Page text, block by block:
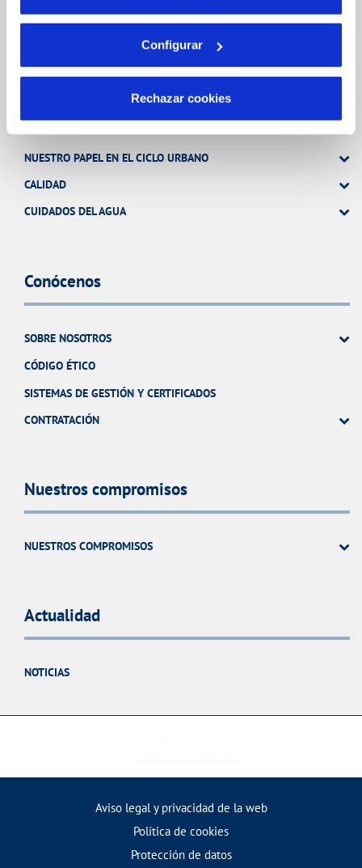
Configurar
Rechazar cookies
NUESTRO PAPEL EN EL CICLO URBANO
CALIDAD
CUIDADOS DEL AGUA
Conócenos
SOBRE NOSOTROS
CÓDIGO ÉTICO
SISTEMAS DE GESTIÓN Y CERTIFICADOS
CONTRATACIÓN
Nuestros compromisos
NUESTROS COMPROMISOS
Actualidad
NOTICIAS
Aviso legal y privacidad de la web
Política de cookies
Protección de datos